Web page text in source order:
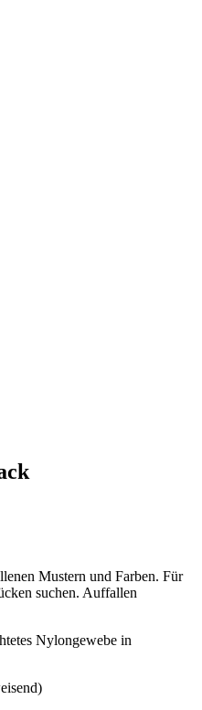
Mustern und Farben. Für
suchen. Auffallen
Nylongewebe in